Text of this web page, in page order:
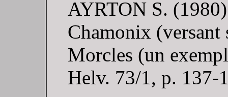
AYRTON S.
Chamonix (versant
Morcles (un
Helv. 73/1, p. 137-